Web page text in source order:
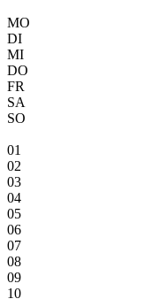
MO
DI
MI
DO
FR
SA
SO
01
02
03
04
05
06
07
08
09
10